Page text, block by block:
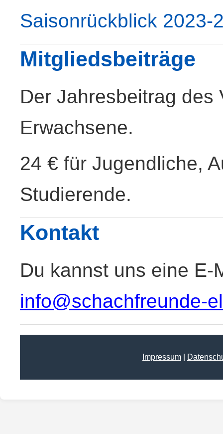
Saisonrückblick 2023-
Mitgliedsbeiträge
Der Jahresbeitrag des
Erwachsene.
24 € für Jugendliche,
Studierende.
Kontakt
Du kannst uns eine E-
info@schachfreunde-
Impressum